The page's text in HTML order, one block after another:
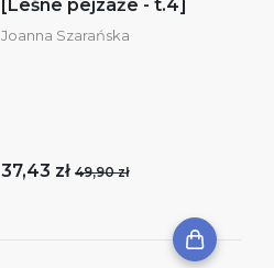
[Leśne pejzaże - t.4]
Joanna Szarańska
37,43 zł 49,90 zł